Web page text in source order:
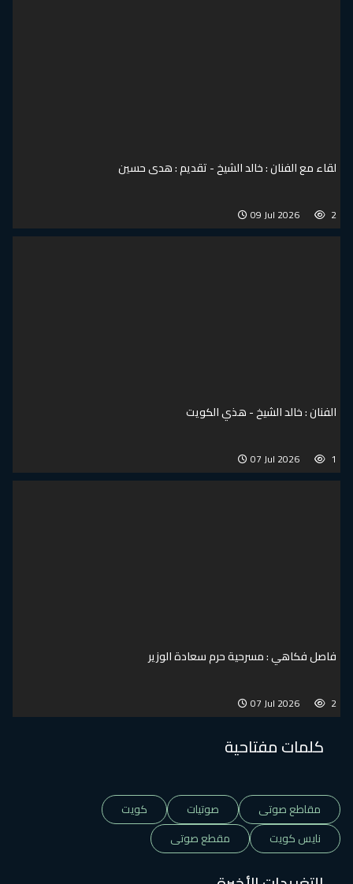
لقاء مع الفنان : خالد الشيخ - تقديم : هدى حسين
09 Jul 2026
الفنان : خالد الشيخ - هذي الكويت
07 Jul 2026
فاصل فكاهي : مسرحية حرم سعادة الوزير
07 Jul 2026
كلمات مفتاحية
مقاطع صوتى صوتيات
كويت
نايس كويت
مقطع صوتى